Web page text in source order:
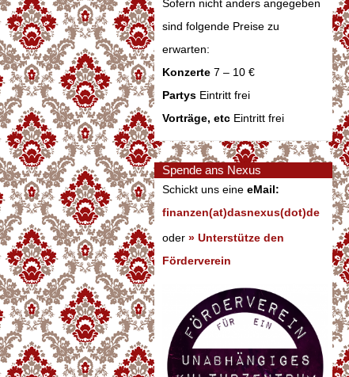
Sofern nicht anders angegeben
sind folgende Preise zu
erwarten:
Konzerte 7 – 10 €
Partys Eintritt frei
Vorträge, etc Eintritt frei
Spende ans Nexus
Schickt uns eine eMail:
finanzen(at)dasnexus(dot)de
oder » Unterstütze den
Förderverein